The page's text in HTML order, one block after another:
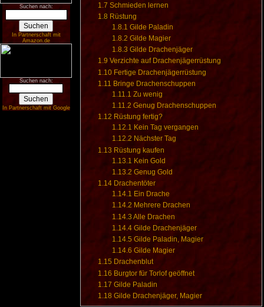
Suchen nach:
In Partnerschaft mit
Amazon.de
Suchen nach:
In Partnerschaft mit Google
1.7 Schmieden lernen
1.8 Rüstung
1.8.1 Gilde Paladin
1.8.2 Gilde Magier
1.8.3 Gilde Drachenjäger
1.9 Verzichte auf Drachenjägerrüstung
1.10 Fertige Drachenjägerrüstung
1.11 Bringe Drachenschuppen
1.11.1 Zu wenig
1.11.2 Genug Drachenschuppen
1.12 Rüstung fertig?
1.12.1 Kein Tag vergangen
1.12.2 Nächster Tag
1.13 Rüstung kaufen
1.13.1 Kein Gold
1.13.2 Genug Gold
1.14 Drachentöter
1.14.1 Ein Drache
1.14.2 Mehrere Drachen
1.14.3 Alle Drachen
1.14.4 Gilde Drachenjäger
1.14.5 Gilde Paladin, Magier
1.14.6 Gilde Magier
1.15 Drachenblut
1.16 Burgtor für Torlof geöffnet
1.17 Gilde Paladin
1.18 Gilde Drachenjäger, Magier